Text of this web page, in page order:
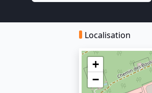
Localisation
+
−